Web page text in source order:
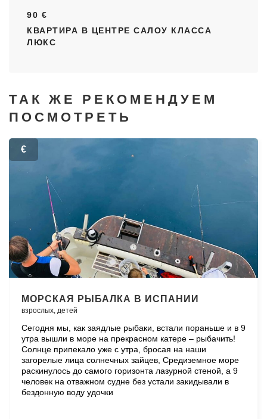
90 €
КВАРТИРА В ЦЕНТРЕ САЛОУ КЛАССА
ЛЮКС
ТАК ЖЕ РЕКОМЕНДУЕМ
ПОСМОТРЕТЬ
€
МОРСКАЯ РЫБАЛКА В ИСПАНИИ
взрослых, детей
Сегодня мы, как заядлые рыбаки, встали пораньше и в 9
утра вышли в море на прекрасном катере – рыбачить!
Солнце припекало уже с утра, бросая на наши
загорелые лица солнечных зайцев, Средиземное море
раскинулось до самого горизонта лазурной стеной, а 9
человек на отважном судне без устали закидывали в
бездонную воду удочки